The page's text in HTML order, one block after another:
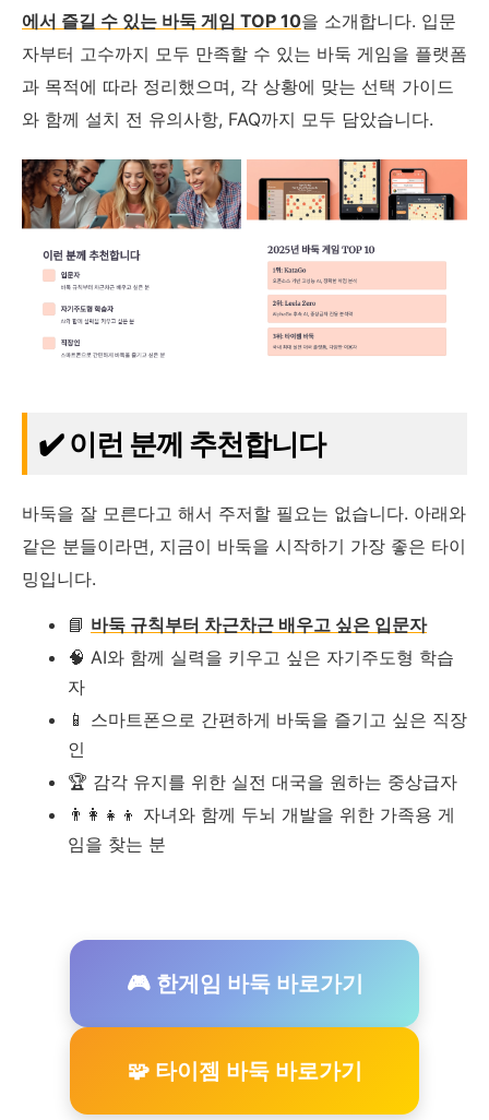
에서 즐길 수 있는 바둑 게임 TOP 10을 소개합니다. 입문
자부터 고수까지 모두 만족할 수 있는 바둑 게임을 플랫폼
과 목적에 따라 정리했으며, 각 상황에 맞는 선택 가이드
와 함께 설치 전 유의사항, FAQ까지 모두 담았습니다.
✔️ 이런 분께 추천합니다
바둑을 잘 모른다고 해서 주저할 필요는 없습니다. 아래와
같은 분들이라면, 지금이 바둑을 시작하기 가장 좋은 타이
밍입니다.
📘 바둑 규칙부터 차근차근 배우고 싶은 입문자
🧠 AI와 함께 실력을 키우고 싶은 자기주도형 학습
자
📱 스마트폰으로 간편하게 바둑을 즐기고 싶은 직장
인
🏆 감각 유지를 위한 실전 대국을 원하는 중상급자
👨‍👩‍👧‍👦 자녀와 함께 두뇌 개발을 위한 가족용 게
임을 찾는 분
🎮 한게임 바둑 바로가기
🧩 타이젬 바둑 바로가기